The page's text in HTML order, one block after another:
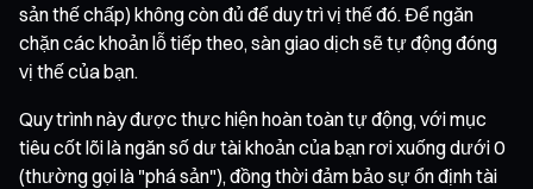
sản thế chấp) không còn đủ để duy trì vị thế đó. Để ngăn
chặn các khoản lỗ tiếp theo, sàn giao dịch sẽ tự động đóng
vị thế của bạn.
Quy trình này được thực hiện hoàn toàn tự động, với mục
tiêu cốt lõi là ngăn số dư tài khoản của bạn rơi xuống dưới 0
(thường gọi là "phá sản"), đồng thời đảm bảo sự ổn định tài